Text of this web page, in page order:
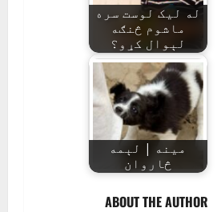
له لیک لوست سره
ماشوم څنګه
لېوال کړو؟
مینه | لېمه
څاروان
ABOUT THE AUTHOR